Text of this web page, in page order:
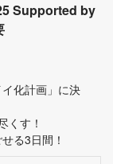
Supported by
化計画」に決
くす！
る3日間！